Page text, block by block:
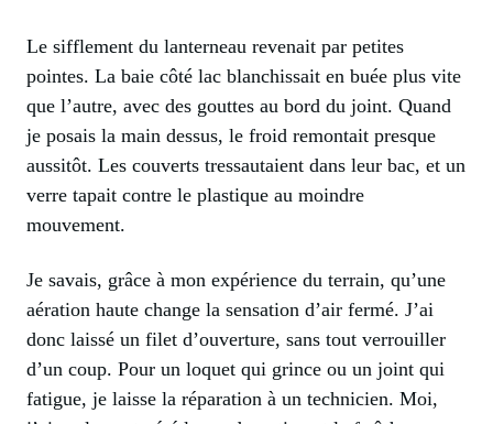
Le sifflement du lanterneau revenait par petites
pointes. La baie côté lac blanchissait en buée plus vite
que l’autre, avec des gouttes au bord du joint. Quand
je posais la main dessus, le froid remontait presque
aussitôt. Les couverts tressautaient dans leur bac, et un
verre tapait contre le plastique au moindre
mouvement.
Je savais, grâce à mon expérience du terrain, qu’une
aération haute change la sensation d’air fermé. J’ai
donc laissé un filet d’ouverture, sans tout verrouiller
d’un coup. Pour un loquet qui grince ou un joint qui
fatigue, je laisse la réparation à un technicien. Moi,